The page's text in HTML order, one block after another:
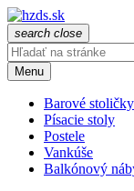
search close
Menu
Barové stoličky
Písacie stoly
Postele
Vankúše
Balkónový